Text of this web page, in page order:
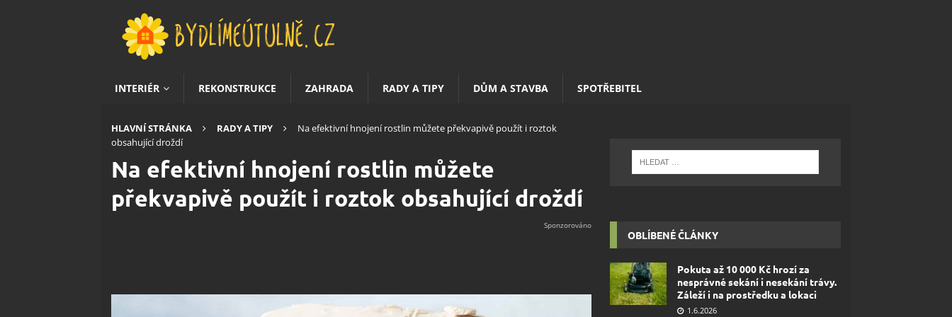
INTERIÉR REKONSTRUKCE ZAHRADA RADY A TIPY DŮM A STAVBA SPOTŘEBITEL
HLAVNÍ STRÁNKA RADY A TIPY
Na efektivní hnojení rostlin můžete překvapivě použít i roztok
obsahující droždí
Na efektivní hnojení rostlin můžete
překvapivě použít i roztok obsahující droždí
OBLÍBENÉ ČLÁNKY
Pokuta až 10 000 Kč hrozí za
nesprávné sekání i nesekání trávy.
Záleží i na prostředku a lokaci
1.6.2026